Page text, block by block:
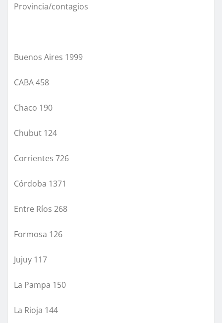
Provincia/contagios
Buenos Aires 1999
CABA 458
Chaco 190
Chubut 124
Corrientes 726
Córdoba 1371
Entre Ríos 268
Formosa 126
Jujuy 117
La Pampa 150
La Rioja 144